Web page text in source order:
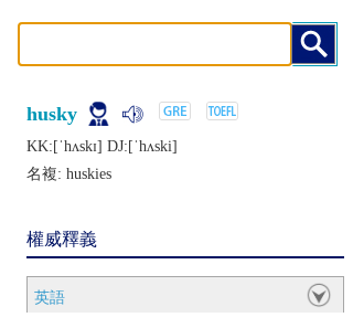
husky
KK:[ˈhʌskɪ] DJ:[ˈhʌski]
名複: huskies
權威釋義
英語